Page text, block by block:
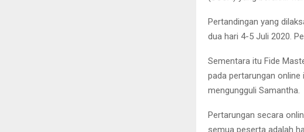
Pertandingan yang
dua hari 4-5 Juli 2020.
Sementara itu Fide
pada pertarungan
mengungguli Samantha.
Pertarungan secara
semua peserta adalah